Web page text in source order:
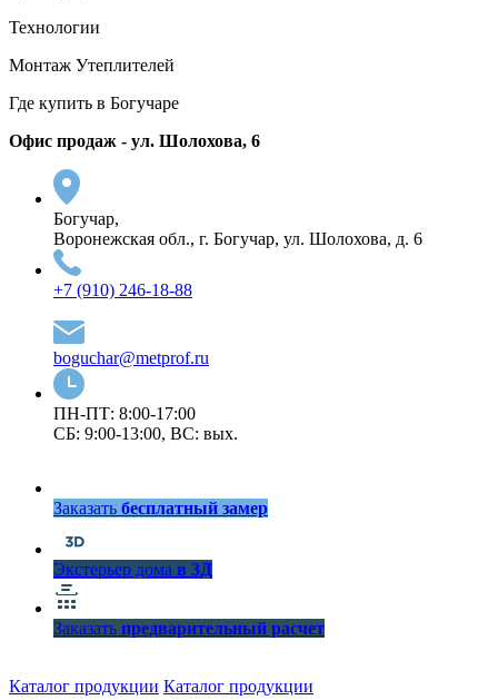
Технологии
Монтаж Утеплителей
Где купить в Богучаре
Офис продаж - ул. Шолохова, 6
Богучар,
Воронежская обл., г. Богучар, ул. Шолохова, д. 6
+7 (910) 246-18-88
boguchar@metprof.ru
ПН-ПТ: 8:00-17:00
СБ: 9:00-13:00, ВС: вых.
Заказать бесплатный замер
Экстерьер дома в 3Д
Заказать предварительный расчет
Каталог продукции Каталог продукции